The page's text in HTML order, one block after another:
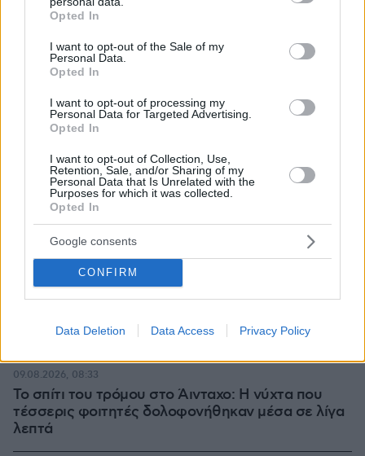
grant or deny consent to Google and its third-party tags to
use your data for below specified purposes in below Google
consent section.
Opted In
I want to opt-out of the Sale of my
Personal Data.
Opted In
I want to opt-out of processing my
Personal Data for Targeted Advertising.
Opted In
I want to opt-out of Collection, Use,
Retention, Sale, and/or Sharing of my
Personal Data that Is Unrelated with the
Purposes for which it was collected.
Opted In
Google consents
CONFIRM
Data Deletion Data Access Privacy Policy
Το σπίτι του τρόμου στο Άινταχο: Η νύχτα που
τέσσερις φοιτητές δολοφονήθηκαν μέσα σε λίγα
λεπτά
09.08.2026, 08:33